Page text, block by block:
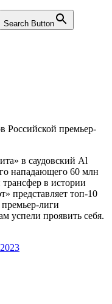
Search Button
Российской премьер-
в саудовский Al
нападающего 60 млн
в истории
представляет топ-10
лиги
успели проявить себя.